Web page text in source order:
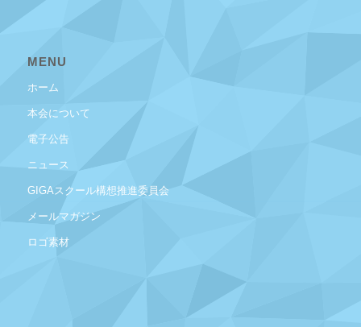
MENU
ホーム
本会について
電子公告
ニュース
GIGAスクール構想推進委員会
メールマガジン
ロゴ素材